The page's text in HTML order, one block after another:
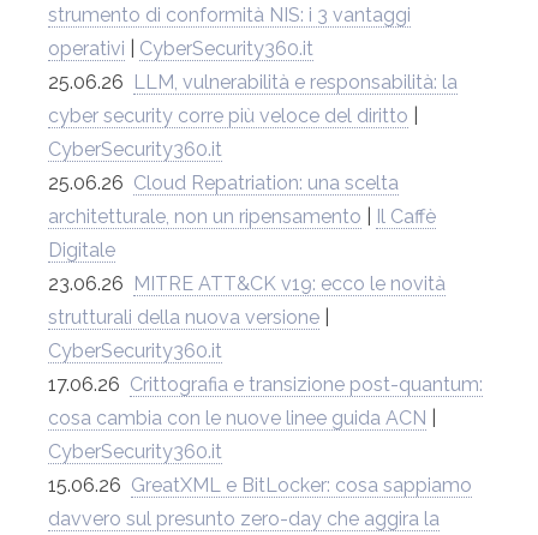
strumento di conformità NIS: i 3 vantaggi
operativi
CyberSecurity360.it
25.06.26
LLM, vulnerabilità e responsabilità: la
cyber security corre più veloce del diritto
CyberSecurity360.it
25.06.26 Cloud Repatriation: una scelta
architetturale, non un ripensamento
Il Caffè
Digitale
23.06.26
MITRE ATT&CK v19: ecco le novità
strutturali della nuova versione
CyberSecurity360.it
17.06.26 Crittografia e transizione post-quantum:
cosa cambia con le nuove linee guida ACN
CyberSecurity360.it
15.06.26 GreatXML e BitLocker: cosa sappiamo
davvero sul presunto zero-day che aggira la